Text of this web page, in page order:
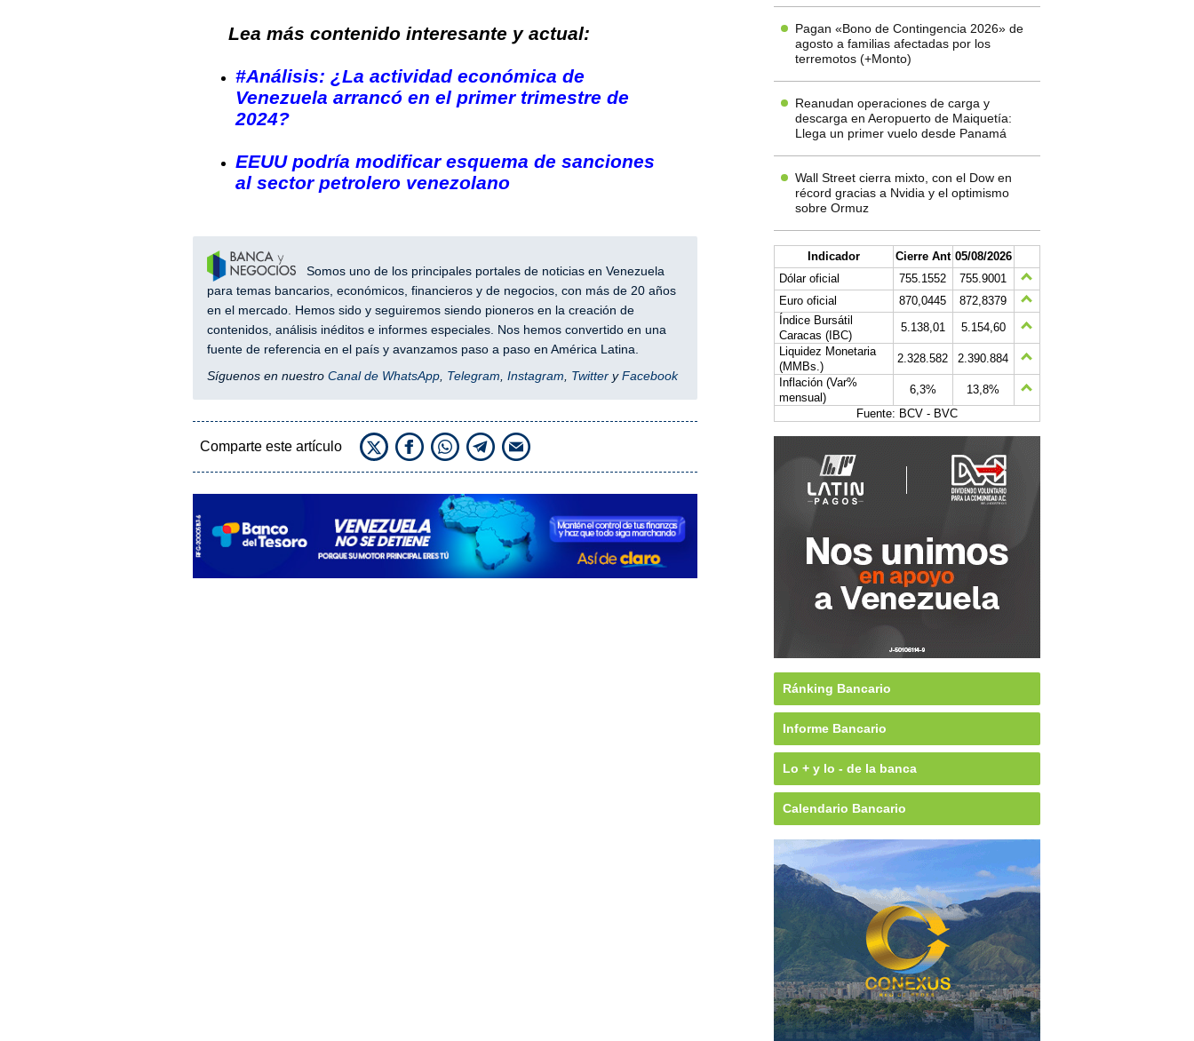
Lea más contenido interesante y actual:
#Análisis: ¿La actividad económica de
Venezuela arrancó en el primer trimestre de
2024?
EEUU podría modificar esquema de sanciones
al sector petrolero venezolano
Somos uno de los principales portales de noticias en Venezuela
para temas bancarios, económicos, financieros y de negocios, con más de 20 años
en el mercado. Hemos sido y seguiremos siendo pioneros en la creación de
contenidos, análisis inéditos e informes especiales. Nos hemos convertido en una
fuente de referencia en el país y avanzamos paso a paso en América Latina.
Síguenos en nuestro Canal de WhatsApp, Telegram, Instagram, TwitteryFacebook
Comparte este artículo
Pagan «Bono de Contingencia 2026» de
agosto a familias afectadas por los
terremotos (+Monto)
Reanudan operaciones de carga y
descarga en Aeropuerto de Maiquetía:
Llega un primer vuelo desde Panamá
Wall Street cierra mixto, con el Dow en
récord gracias a Nvidia y el optimismo
sobre Ormuz
Indicador Cierre Ant 05/08/2026
Dólar oficial
755.1552
755.9001
Euro oficial
870,0445
872,8379
Índice Bursátil
Caracas (IBC)
5.138,01
5.154,60
Liquidez Monetaria
(MMBs.)
2.328.582
2.390.884
Inflación (Var%
mensual)
6,3%
13,8%
Fuente: BCV - BVC
Ránking Bancario
Informe Bancario
Lo + y lo - de la banca
Calendario Bancario